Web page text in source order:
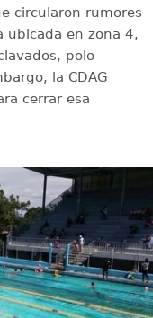
circularon rumores
ubicada en zona 4,
polo
la CDAG
cerrar esa